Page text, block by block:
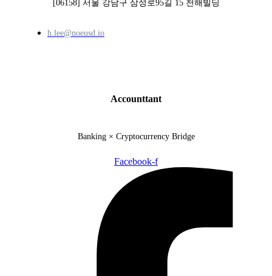
[06158] 서울 강남구 삼성로95길 15 천해빌딩
h.lee@noeusd.io​
Accounttant
Banking × Cryptocurrency Bridge
Facebook-f